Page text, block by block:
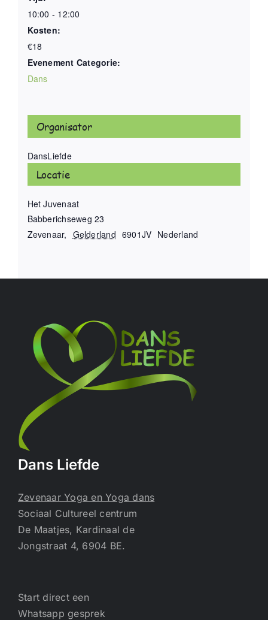
10:00 - 12:00
Kosten:
€18
Evenement Categorie:
Dans
Locatie
Het Juvenaat
Babberichseweg 23
Zevenaar, Gelderland 6901JV Nederland
Organisator
DansLiefde
Dans Liefde
Zevenaar Yoga en Yoga dans
Sociaal Cultureel centrum
De Maatjes, Kardinaal de
Jongstraat 4, 6904 BE.
Start direct een
Whatsapp gesprek